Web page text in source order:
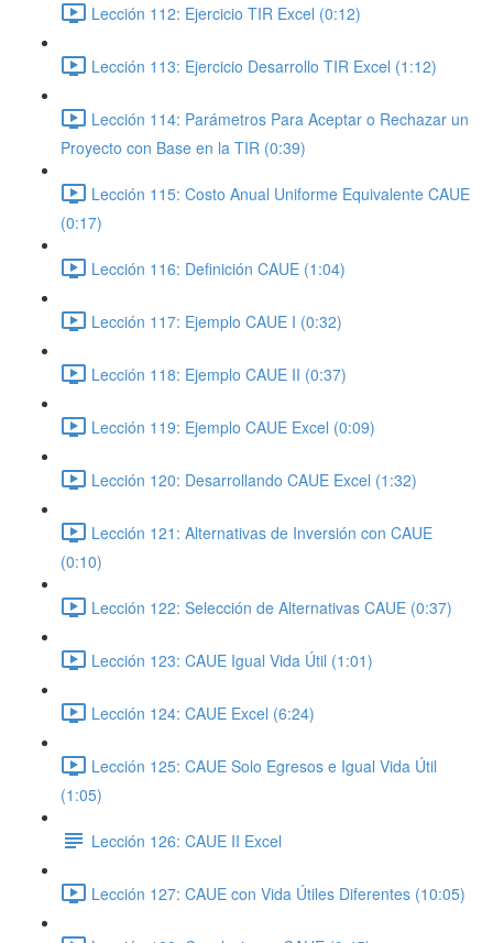
Lección 112: Ejercicio TIR Excel (0:12)
Lección 113: Ejercicio Desarrollo TIR Excel (1:12)
Lección 114: Parámetros Para Aceptar o Rechazar un
Proyecto con Base en la TIR (0:39)
Lección 115: Costo Anual Uniforme Equivalente CAUE
(0:17)
Lección 116: Definición CAUE (1:04)
Lección 117: Ejemplo CAUE I (0:32)
Lección 118: Ejemplo CAUE II (0:37)
Lección 119: Ejemplo CAUE Excel (0:09)
Lección 120: Desarrollando CAUE Excel (1:32)
Lección 121: Alternativas de Inversión con CAUE
(0:10)
Lección 122: Selección de Alternativas CAUE (0:37)
Lección 123: CAUE Igual Vida Útil (1:01)
Lección 124: CAUE Excel (6:24)
Lección 125: CAUE Solo Egresos e Igual Vida Útil
(1:05)
Lección 126: CAUE II Excel
Lección 127: CAUE con Vida Útiles Diferentes (10:05)